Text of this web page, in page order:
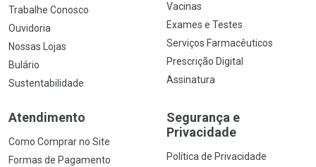
Trabalhe Conosco
Ouvidoria
Nossas Lojas
Bulário
Sustentabilidade
Vacinas
Exames e Testes
Serviços Farmacêuticos
Prescrição Digital
Assinatura
Atendimento
Como Comprar no Site
Formas de Pagamento
Segurança e
Privacidade
Política de Privacidade